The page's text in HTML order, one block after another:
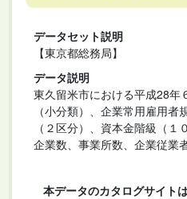
データセット説明
【東京都総務局】
データ説明
東久留米市における平成28年
（小分類）、企業常用雇用
（２区分）、資本金階級（
企業数、事業所数、企業従業
本データのカタログサイト